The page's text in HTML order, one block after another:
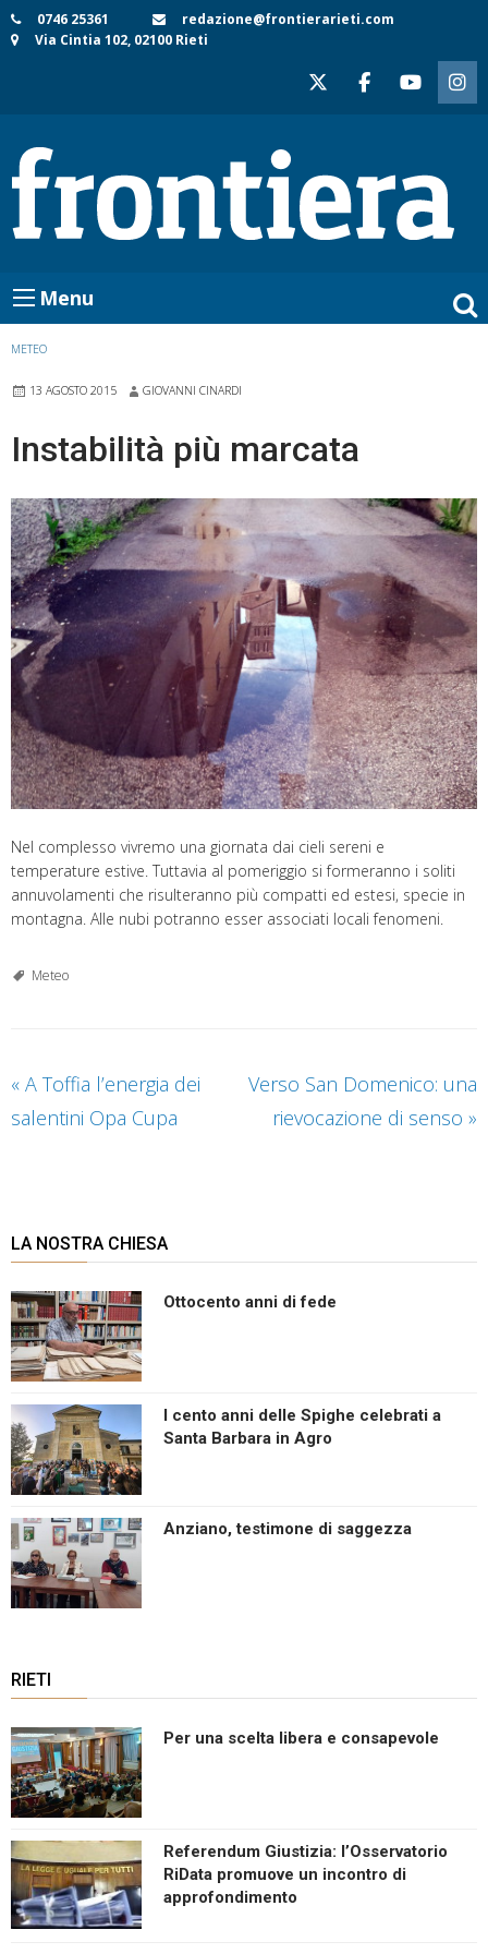
Skip
to
0746 25361
redazione@frontierarieti.com
Via Cintia 102, 02100 Rieti
Menu
METEO
13 AGOSTO 2015 GIOVANNI CINARDI
Instabilità più marcata
Nel complesso vivremo una giornata dai cieli sereni e
temperature estive. Tuttavia al pomeriggio si formeranno i soliti
annuvolamenti che risulteranno più compatti ed estesi, specie in
montagna. Alle nubi potranno esser associati locali fenomeni.
Meteo
« A Toffia l’energia dei
salentini Opa Cupa
Verso San Domenico: una
rievocazione di senso »
LA NOSTRA CHIESA
Ottocento anni di fede
I cento anni delle Spighe celebrati a
Santa Barbara in Agro
Anziano, testimone di saggezza
RIETI
Per una scelta libera e consapevole
Referendum Giustizia: l’Osservatorio
RiData promuove un incontro di
approfondimento